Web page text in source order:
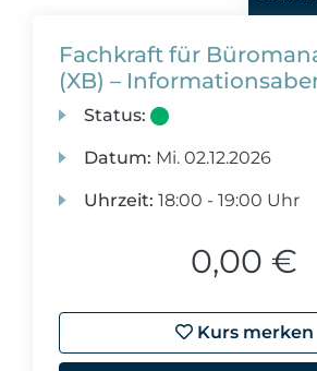
Fachkraft für
(XB) –
Status:
Datum: Mi. 02.12.2026
Uhrzeit: 18:00 - 19:00 Uhr
0,00 €
Kurs merken